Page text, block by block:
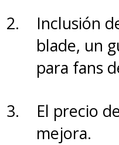
orientado
Inclusión
blade, un
para fans
El precio
mejora.